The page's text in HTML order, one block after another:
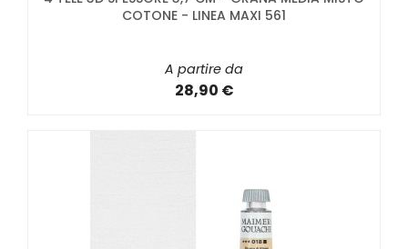
COTONE - LINEA MAXI 561
A partire da
28,90 €